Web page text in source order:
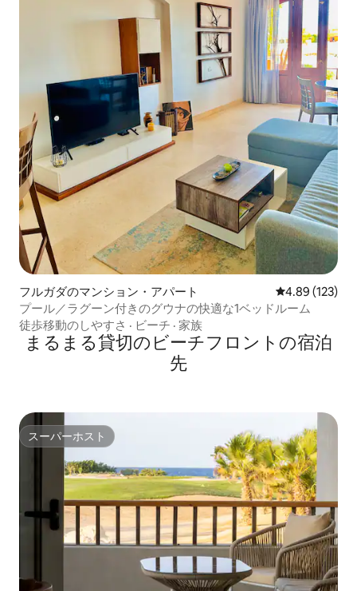
フルガダのマンション・アパート レビュー123
4.89 (123)
プール／ラグーン付きのグウナの快適な1ベッドルーム
徒歩移動のしやすさ · ビーチ · 家族
まるまる貸切のビーチフロントの宿泊
先
スーパーホスト
スーパーホスト